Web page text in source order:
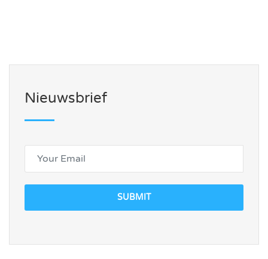
Nieuwsbrief
SUBMIT